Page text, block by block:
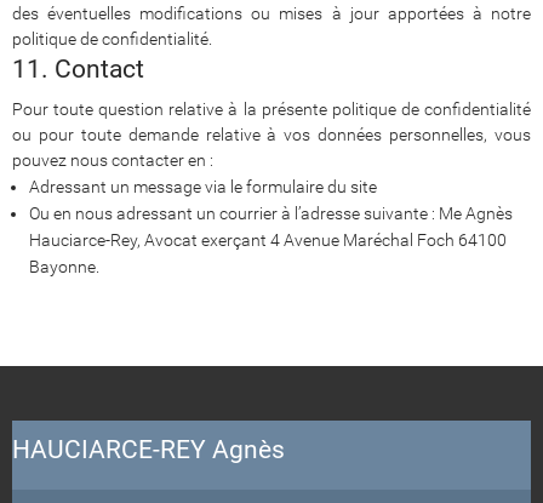
des éventuelles modifications ou mises à jour apportées à notre
politique de confidentialité.
11. Contact
Pour toute question relative à la présente politique de confidentialité
ou pour toute demande relative à vos données personnelles, vous
pouvez nous contacter en :
Adressant un message via le formulaire du site
Ou en nous adressant un courrier à l’adresse suivante : Me Agnès
Hauciarce-Rey, Avocat exerçant 4 Avenue Maréchal Foch 64100
Bayonne.
HAUCIARCE-REY Agnès